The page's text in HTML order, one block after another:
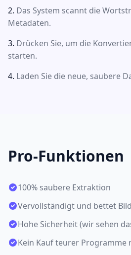
Das System scannt die
Metadaten.
Drücken Sie, um die
starten.
Laden Sie die neue, saubere
Pro-Funktionen
100% saubere Extraktion
Vervollständigt und bettet
Hohe Sicherheit (wir sehen
Kein Kauf teurer Programme